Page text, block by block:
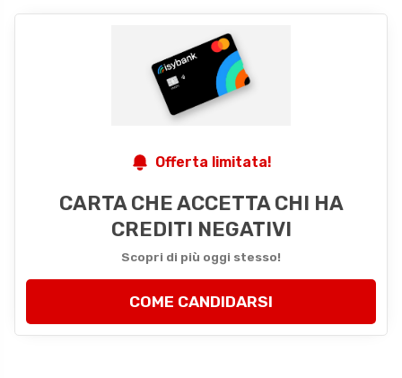
Offerta limitata!
CARTA CHE ACCETTA CHI HA
CREDITI NEGATIVI
Scopri di più oggi stesso!
COME CANDIDARSI